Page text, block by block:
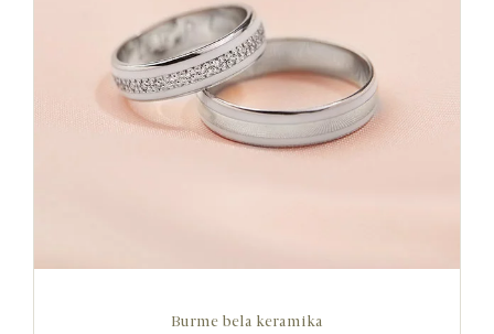
Burme bela keramika